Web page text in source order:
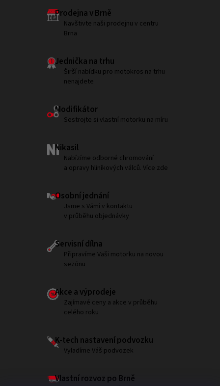
Prodejna v Brně
Navštivte naši prodejnu v centru
Brna
Jednička na trhu
Širší nabídku pro motokros na trhu
nenajdete
Modifikátor
Sestrojte si vlastní motorku na míru
Nikasil
Nabízíme odborné chromování
a opravy hliníkových válců. Více zde
Osobní jednání
Jsme s Vámi v kontaktu
v průběhu objednávky
Servisní dílna
Připravíme Vaši motorku na novou
sezónu
Akce a výprodeje
Zajímavé ceny a akce v průběhu
celého roku
K-tech nastavení podvozku
Vyladíme Váš podvozek
Vlastní rozvoz po Brně